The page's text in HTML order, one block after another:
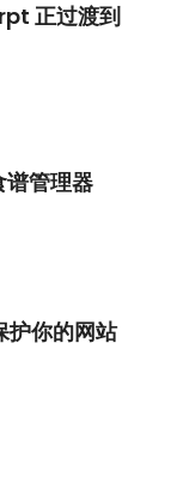
正过渡到
谱管理器
你的网站